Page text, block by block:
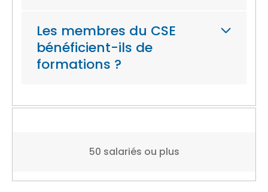
Les membres du CSE
bénéficient-ils de
formations ?
50 salariés ou plus